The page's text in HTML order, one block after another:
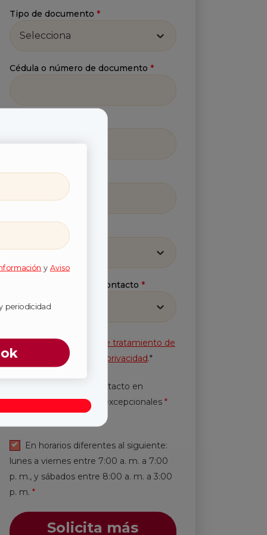
Tipo de documento *
Selecciona
Cédula o número de documento *
Correo *
Selecciona
Método preferido de contacto *
Selecciona
Acepto laPolítica de tratamiento de
información
yAviso de privacidad.*
Autorización de contacto en
horarios y periodicidad excepcionales *
En horarios diferentes al siguiente:
lunes a viernes entre 7:00 a. m. a 7:00
p. m., y sábados entre 8:00 a. m. a 3:00
p. m. *
Solicita más
y Aviso
periodicidad